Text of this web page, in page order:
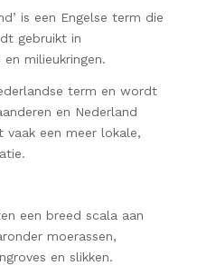
is een Engelse term die
gebruikt in
milieukringen.
term en wordt
en Nederland
vaak een meer lokale,
een breed scala aan
moerassen,
en slikken.